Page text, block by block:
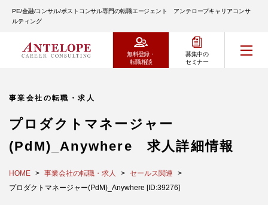
PE/金融/コンサル/ポストコンサル専門の転職エージェント アンテロープキャリアコンサ
ルティング
無料登録・
転職相談
募集中の
セミナー
事業会社の転職・求人
プロダクトマネージャー
(PdM)_Anywhere 求人詳細情報
HOME 事業会社の転職・求人
セールス関連
プロダクトマネージャー(PdM)_Anywhere [ID:39276]